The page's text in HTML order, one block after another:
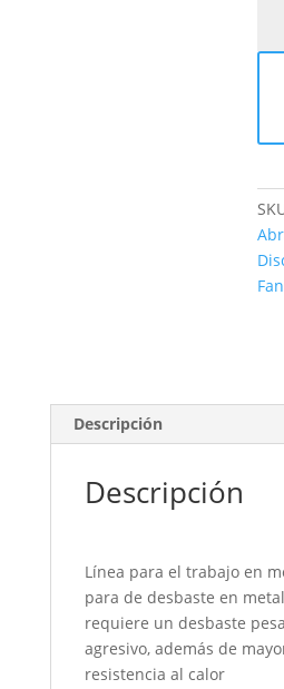
88
Descripción
Descripción
Línea para el trabajo en
para de desbaste en
requiere un desbaste
agresivo, además de
resistencia al calor